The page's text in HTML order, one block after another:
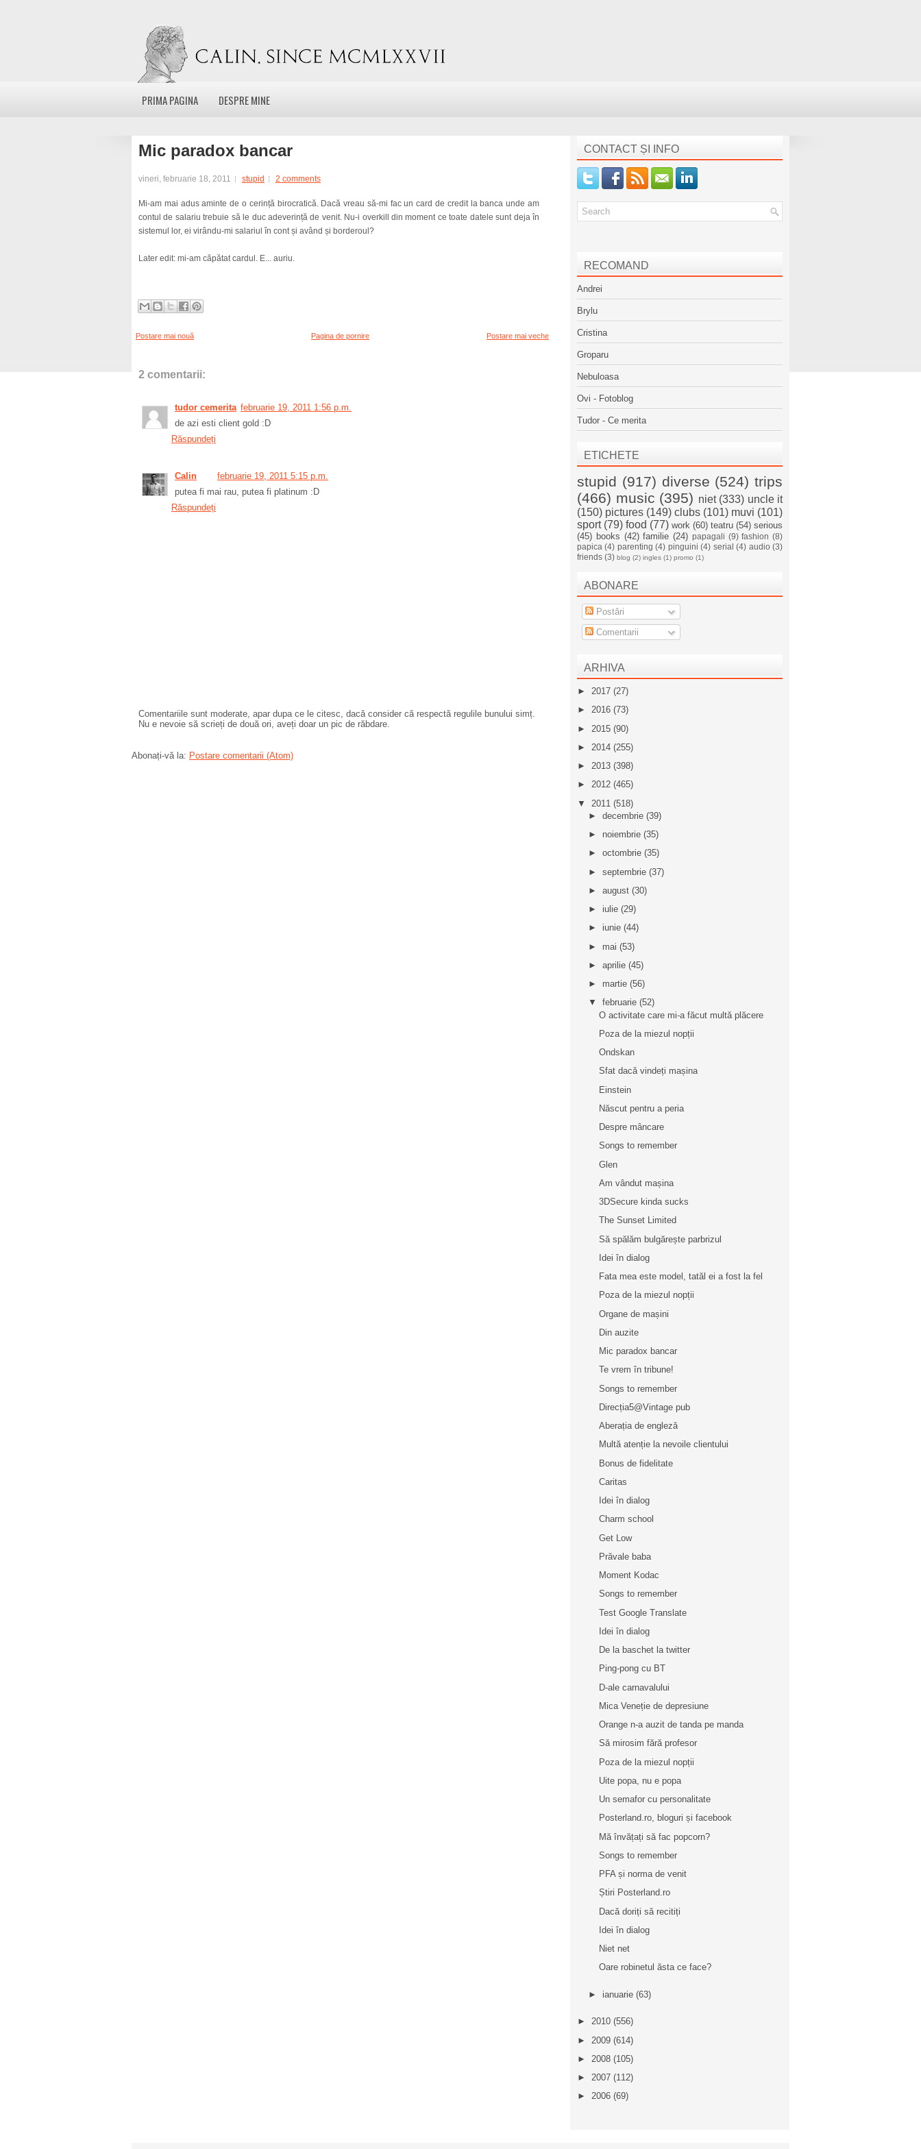
PRIMA PAGINA DESPRE MINE
Mic paradox bancar
vineri, februarie 18, 2011 stupid 2 comments
Mi-am mai adus aminte de o cerință birocratică. Dacă vreau să-mi fac un card de credit la banca unde am
contul de salariu trebuie să le duc adeverință de venit. Nu-i overkill din moment ce toate datele sunt deja în
sistemul lor, ei virându-mi salariul în cont și având și borderoul?
Later edit: mi-am căpătat cardul. E... auriu.
Postare mai nouă Postare mai veche
Pagina de pornire
2 comentarii:
tudor cemerita februarie 19, 2011 1:56 p.m.
de azi esti client gold :D
Răspundeți
Calin
februarie 19, 2011 5:15 p.m.
putea fi mai rau, putea fi platinum :D
Răspundeți
Comentariile sunt moderate, apar dupa ce le citesc, dacă consider că respectă regulile bunului simț.
Nu e nevoie să scrieți de două ori, aveți doar un pic de răbdare.
Abonați-vă la: Postare comentarii (Atom)
CONTACT ȘI INFO
RECOMAND
Andrei
Brylu
Cristina
Groparu
Nebuloasa
Ovi - Fotoblog
Tudor - Ce merita
ETICHETE
stupid (917) diverse (524) trips
(466) music (395) niet (333) uncle it
(150) pictures (149) clubs (101) muvi (101)
sport (79) food (77) work (60) teatru (54) serious
(45) books (42) familie (24) papagali (9) fashion (8)
papica (4) parenting (4) pinguini (4) serial (4) audio (3)
friends (3) blog (2) ingles (1) promo (1)
ABONARE
Postări
Comentarii
ARHIVA
► 2017 (27)
► 2016 (73)
► 2015 (90)
► 2014 (255)
► 2013 (398)
► 2012 (465)
▼ 2011 (518)
► decembrie (39)
► noiembrie (35)
► octombrie (35)
► septembrie (37)
► august (30)
► iulie (29)
► iunie (44)
► mai (53)
► aprilie (45)
► martie (56)
▼ februarie (52)
O activitate care mi-a făcut multă plăcere
Poza de la miezul nopții
Ondskan
Sfat dacă vindeți mașina
Einstein
Născut pentru a peria
Despre mâncare
Songs to remember
Glen
Am vândut mașina
3DSecure kinda sucks
The Sunset Limited
Să spălăm bulgărește parbrizul
Idei în dialog
Fata mea este model, tatăl ei a fost la fel
Poza de la miezul nopții
Organe de mașini
Din auzite
Mic paradox bancar
Te vrem în tribune!
Songs to remember
Direcția5@Vintage pub
Aberația de engleză
Multă atenție la nevoile clientului
Bonus de fidelitate
Caritas
Idei în dialog
Charm school
Get Low
Prăvale baba
Moment Kodac
Songs to remember
Test Google Translate
Idei în dialog
De la baschet la twitter
Ping-pong cu BT
D-ale carnavalului
Mica Veneție de depresiune
Orange n-a auzit de tanda pe manda
Să mirosim fără profesor
Poza de la miezul nopții
Uite popa, nu e popa
Un semafor cu personalitate
Posterland.ro, bloguri și facebook
Mă învățați să fac popcorn?
Songs to remember
PFA și norma de venit
Știri Posterland.ro
Dacă doriți să recitiți
Idei în dialog
Niet net
Oare robinetul ăsta ce face?
► ianuarie (63)
► 2010 (556)
► 2009 (614)
► 2008 (105)
► 2007 (112)
► 2006 (69)